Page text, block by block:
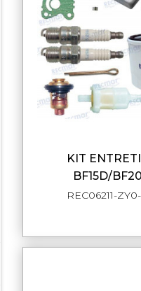
APERÇU
KIT ENTRETIEN
BF15D/
REC06211-